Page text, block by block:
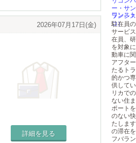
2026年07月17日(金)
詳細を見る
ワンス
駐在員
サービ
在員、
を対象
動車に
アフタ
たるト
的かつ
供して
リカで
ない住
ポート
のない
たしま
の滞在
フバラ